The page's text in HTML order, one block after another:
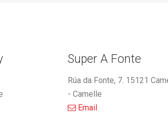
Super A Fonte
Rúa da Fonte, 7. 15121
- Camelle
Email